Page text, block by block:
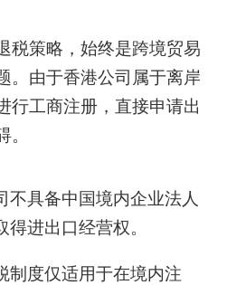
税策略，始终是跨境贸易
。由于香港公司属于离岸
行工商注册，直接申请出
不具备中国境内企业法人
得进出口经营权。
制度仅适用于在境内注